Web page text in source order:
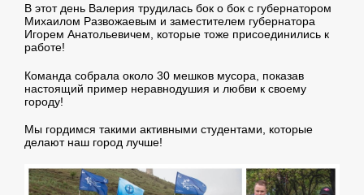
В этот день Валерия трудилась бок о бок с губернатором
Михаилом Развожаевым и заместителем губернатора
Игорем Анатольевичем, которые тоже присоединились к
работе!
Команда собрала около 30 мешков мусора, показав
настоящий пример неравнодушия и любви к своему
городу!
Мы гордимся такими активными студентами, которые
делают наш город лучше!